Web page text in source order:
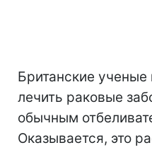
Британские ученые
лечить раковые
обычным
Оказывается, это